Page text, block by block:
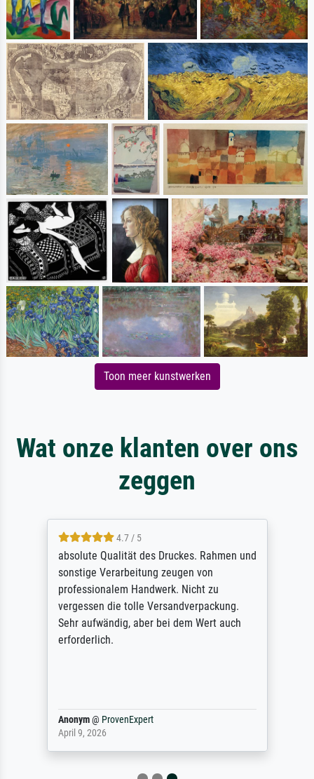
Toon meer kunstwerken
Wat onze klanten over ons
zeggen
4.7 / 5
absolute Qualität des Druckes. Rahmen und
sonstige Verarbeitung zeugen von
professionalem Handwerk. Nicht zu
vergessen die tolle Versandverpackung.
Sehr aufwändig, aber bei dem Wert auch
erforderlich.
Anonym@ ProvenExpert
April 9, 2026